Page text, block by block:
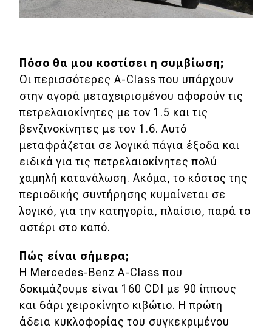
Πόσο θα μου κοστίσει η συμβίωση;
Οι περισσότερες A-Class που υπάρχουν
στην αγορά μεταχειρισμένου αφορούν τις
πετρελαιοκίνητες με τον 1.5 και τις
βενζινοκίνητες με τον 1.6. Αυτό
μεταφράζεται σε λογικά πάγια έξοδα και
ειδικά για τις πετρελαιοκίνητες πολύ
χαμηλή κατανάλωση. Ακόμα, το κόστος της
περιοδικής συντήρησης κυμαίνεται σε
λογικό, για την κατηγορία, πλαίσιο, παρά το
αστέρι στο καπό.
Πώς είναι σήμερα;
Η Mercedes-Benz A-Class που
δοκιμάζουμε είναι 160 CDI με 90 ίππους
και 6άρι χειροκίνητο κιβώτιο. Η πρώτη
άδεια κυκλοφορίας του συγκεκριμένου